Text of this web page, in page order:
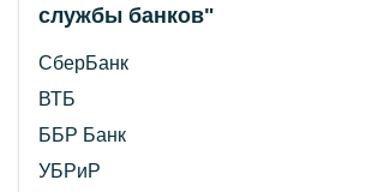
службы банков"
СберБанк
ВТБ
ББР Банк
УБРиР